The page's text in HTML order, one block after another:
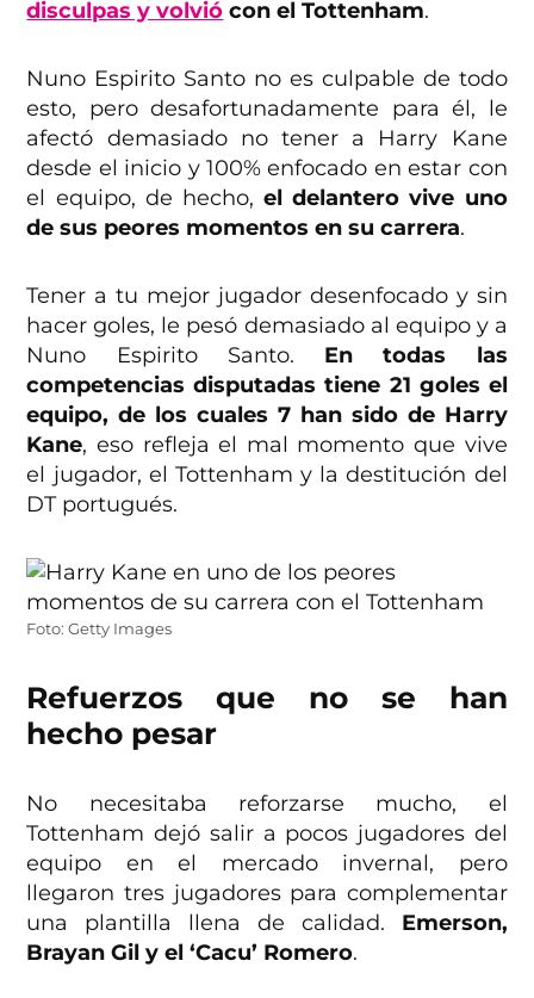
disculpas y volvió con el Tottenham.
Nuno Espirito Santo no es culpable de todo
esto, pero desafortunadamente para él, le
afectó demasiado no tener a Harry Kane
desde el inicio y 100% enfocado en estar con
el equipo, de hecho,el delantero vive uno
de sus peores momentos en su carrera.
Tener a tu mejor jugador desenfocado y sin
hacer goles, le pesó demasiado al equipo y a
Nuno Espirito Santo. En todas las
competencias disputadas tiene 21 goles el
equipo, de los cuales 7 han sido de Harry
Kane, eso refleja el mal momento que vive
el jugador, el Tottenham y la destitución del
DT portugués.
Foto: Getty Images
Refuerzos que no se han
hecho pesar
No necesitaba reforzarse mucho, el
Tottenham dejó salir a pocos jugadores del
equipo en el mercado invernal, pero
llegaron tres jugadores para complementar
una plantilla llena de calidad. Emerson,
Brayan Gil y el ‘Cacu’ Romero.